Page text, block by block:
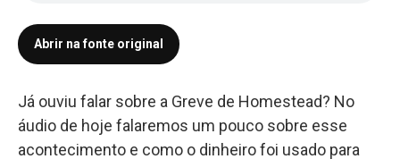
Abrir na fonte original
Já ouviu falar sobre a Greve de Homestead? No
áudio de hoje falaremos um pouco sobre esse
acontecimento e como o dinheiro foi usado para